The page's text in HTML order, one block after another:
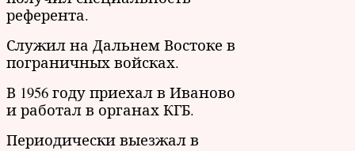
референта.
Служил на Дальнем Востоке в
пограничных войсках.
В 1956 году приехал в Иваново
и работал в органах КГБ.
Периодически выезжал в